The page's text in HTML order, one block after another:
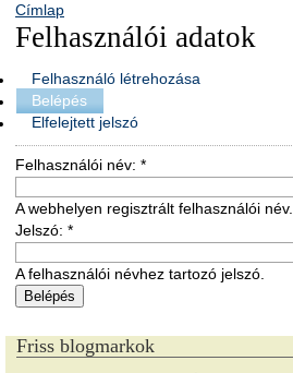
Címlap
Felhasználói adatok
Felhasználó létrehozása
Belépés
Elfelejtett jelszó
Felhasználói név: *
A webhelyen regisztrált felhasználói név.
Jelszó: *
A felhasználói névhez tartozó jelszó.
Friss blogmarkok